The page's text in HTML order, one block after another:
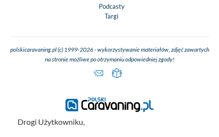
Podcasty
Targi
polskicaravaning.pl (c) 1999-2026 - wykorzystywanie materiałów, zdjęć zawartych
na stronie możliwe po otrzymaniu odpowiedniej zgody!
Drogi Użytkowniku,